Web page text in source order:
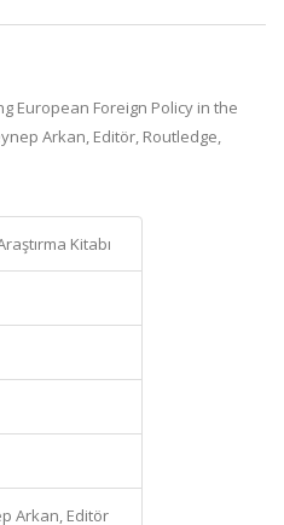
European Foreign Policy in the
Arkan, Editör, Routledge,
Kitabı
Arkan, Editör